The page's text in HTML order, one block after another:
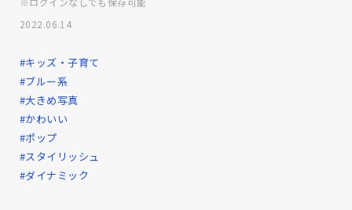
2022.06.14
#キッズ・子育て
#ブルー系
#大きめ写真
#かわいい
#ポップ
#スタイリッシュ
#ダイナミック